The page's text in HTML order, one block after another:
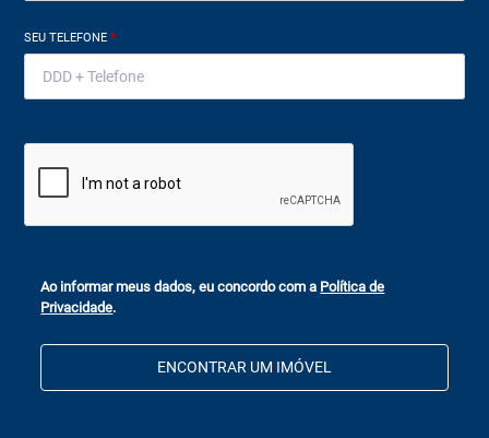
SEU TELEFONE*
Ao informar meus dados, eu concordo com a Política de
Privacidade.
ENCONTRAR UM IMÓVEL